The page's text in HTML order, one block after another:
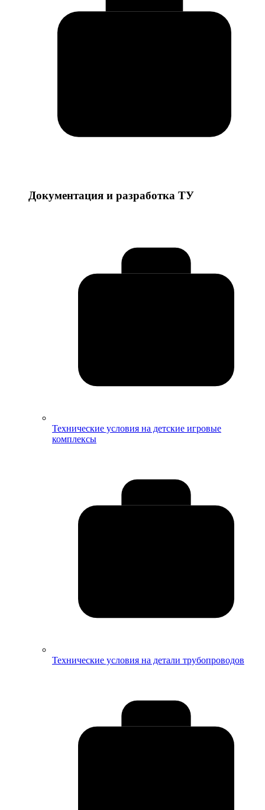
Документация и разработка ТУ
Технические условия на детские игровые
комплексы
Технические условия на детали трубопроводов